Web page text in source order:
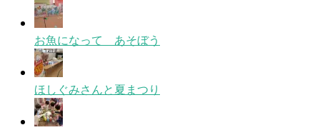
お魚になって あそぼう
ほしぐみさんと夏まつり